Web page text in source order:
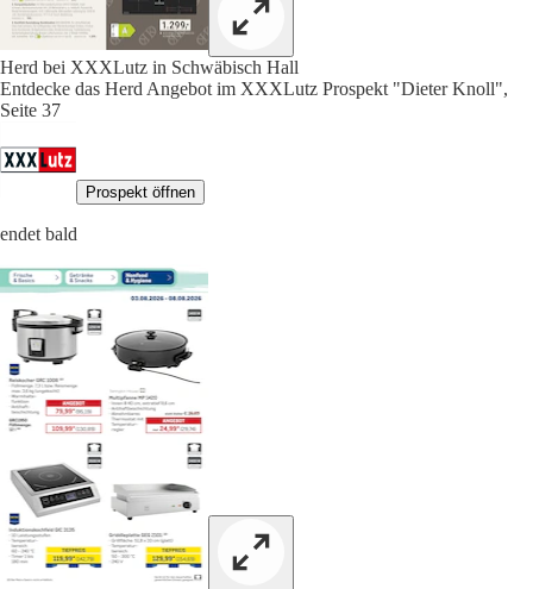
Herd bei XXXLutz in Schwäbisch Hall
Entdecke das Herd Angebot im XXXLutz Prospekt "Dieter Knoll",
Seite 37
Prospekt öffnen
endet bald